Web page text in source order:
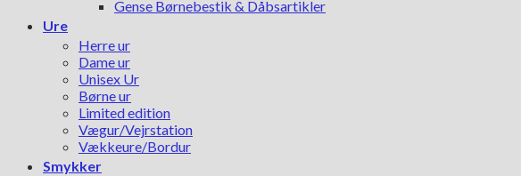
Gense Børnebestik & Dåbsartikler
Ure
Herre ur
Dame ur
Unisex Ur
Børne ur
Limited edition
Vægur/Vejrstation
Vækkeure/Bordur
Smykker